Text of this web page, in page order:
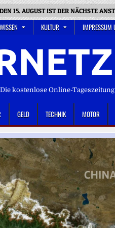
15. AUGUST IST DER NÄCHSTE
KULTUR IMPRESSUM
kostenlose Online-
GELD TECHNIK MOTOR